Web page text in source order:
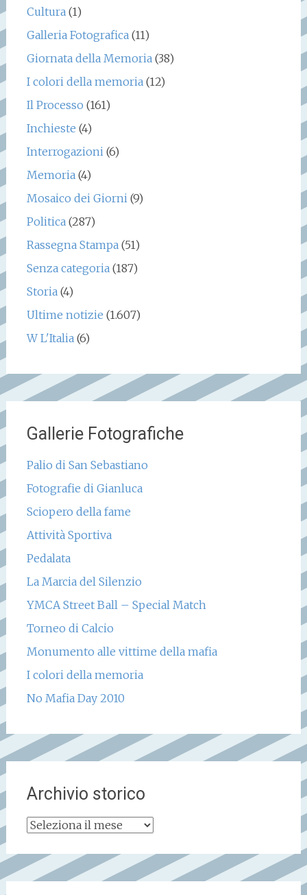
Cultura(1)
Galleria Fotografica(11)
Giornata della Memoria(38)
I colori della memoria(12)
Il Processo (161)
Inchieste (4)
Interrogazioni(6)
Memoria(4)
Mosaico dei Giorni(9)
Politica(287)
Rassegna Stampa(51)
Senza categoria(187)
Storia(4)
Ultime notizie (1.607)
W L'Italia(6)
Gallerie Fotografiche
Palio di San Sebastiano
Fotografie di Gianluca
Sciopero della fame
Attività Sportiva
Pedalata
La Marcia del Silenzio
YMCA Street Ball – Special Match
Torneo di Calcio
Monumento alle vittime della mafia
I colori della memoria
No Mafia Day 2010
Archivio storico
Archivio